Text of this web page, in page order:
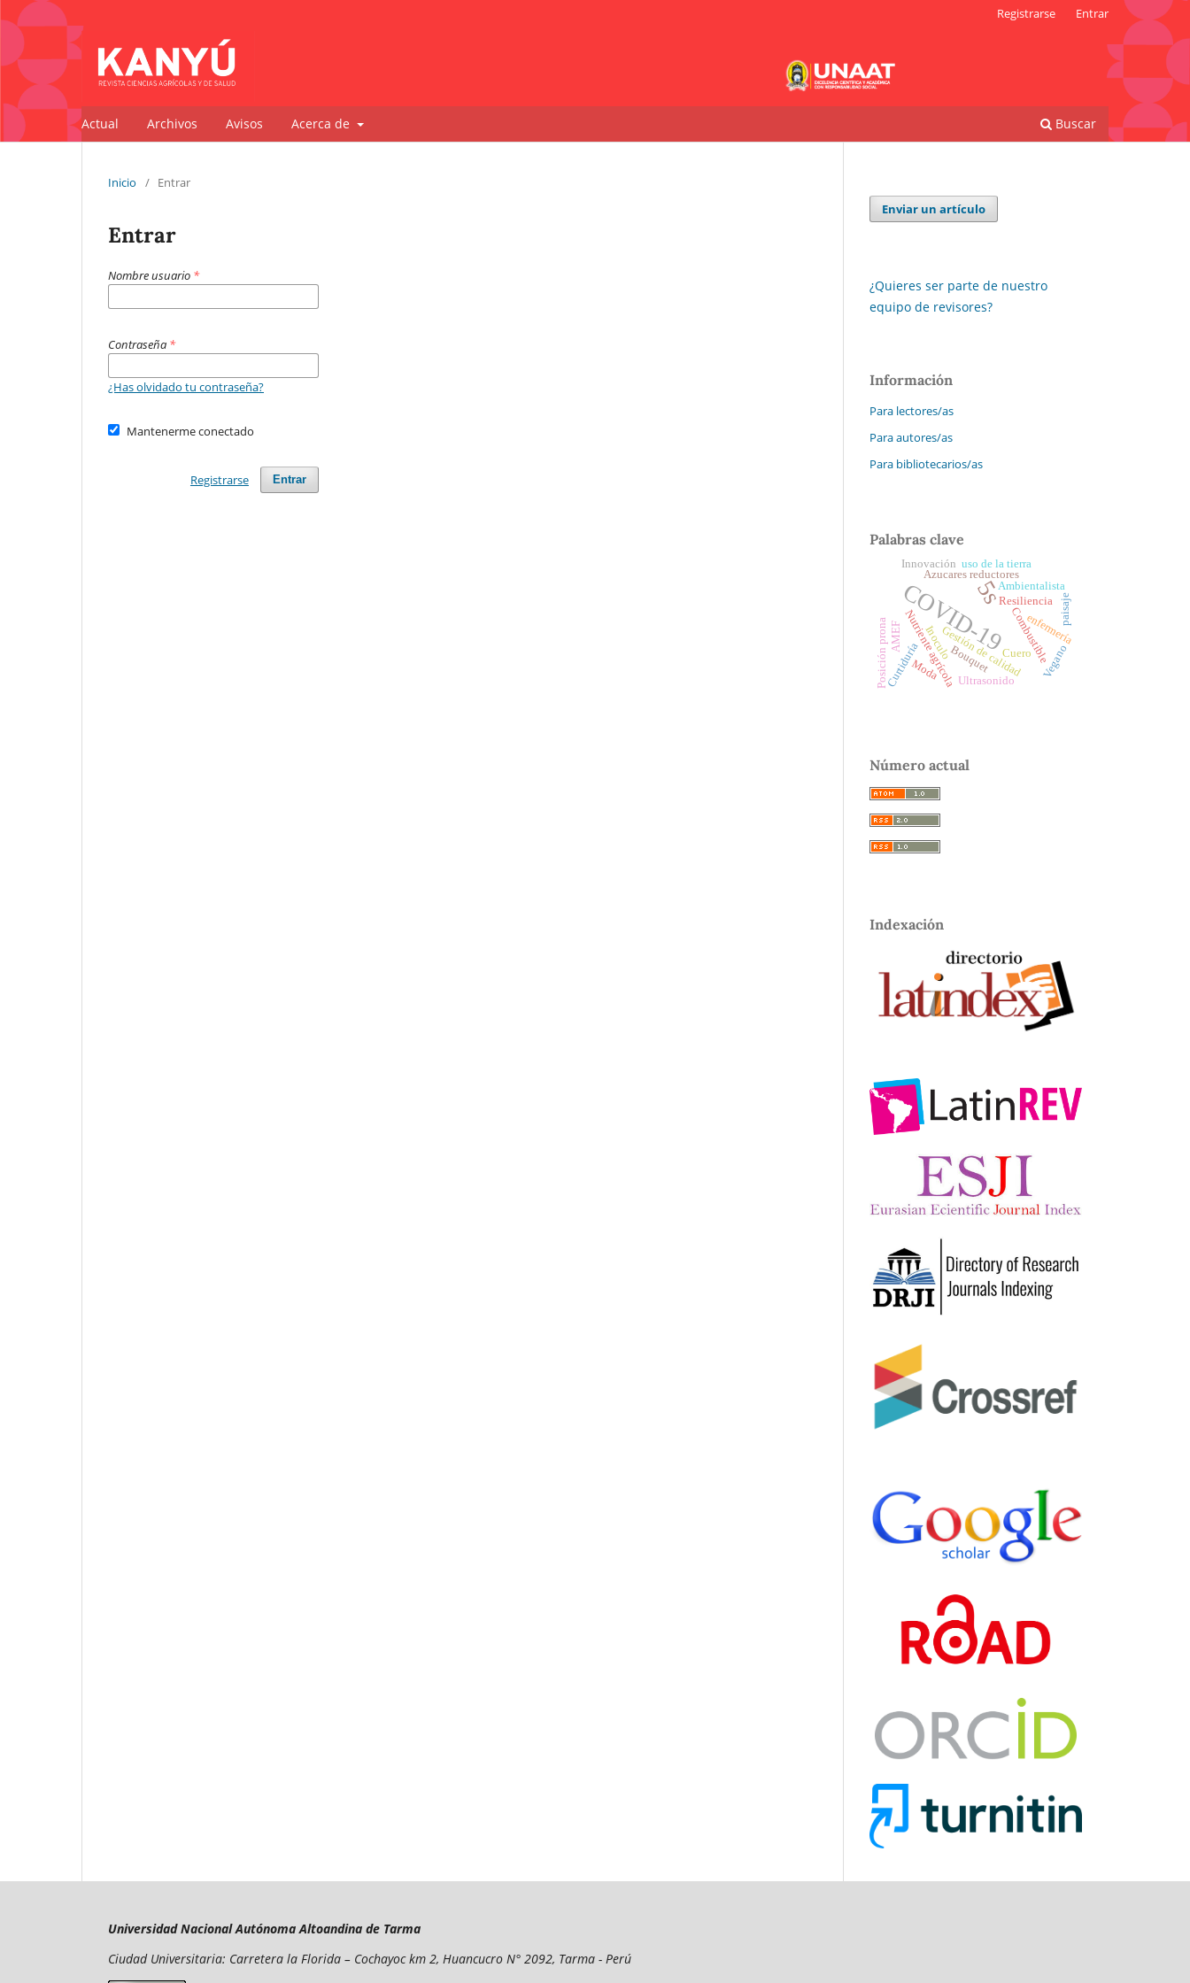
Actual Archivos Avisos Acerca de Buscar
Registrarse Entrar
Inicio / Entrar
Entrar
Nombre usuario *
Contraseña *
¿Has olvidado tu contraseña?
Mantenerme conectado
Entrar
Registrarse
Enviar un artículo
¿Quieres ser parte de nuestro
equipo de revisores?
Información
Para lectores/as
Para autores/as
Para bibliotecarios/as
Palabras clave
COVID-19
5s
Gestión de calidadCombustible
Nutriente agrícola
Azucares reductores
InoculoBouquet
Resiliencia
uso de la tierra
Curtiduría
Innovación
enfermería
Cuero Vegano
Ambientalista
Moda
paisaje
Ultrasonido
AMEF
Posición prona
Número actual
Indexación
Universidad Nacional Autónoma Altoandina de Tarma
Ciudad Universitaria: Carretera la Florida – Cochayoc km 2, Huancucro N° 2092, Tarma - Perú